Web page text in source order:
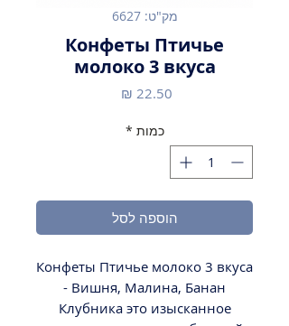
מק"ט: 6627
Конфеты Птичье
молоко 3 вкуса
כמות *
הוספה לסל
Конфеты Птичье молоко 3 вкуса
- Вишня, Малина, Банан
Клубника это изысканное